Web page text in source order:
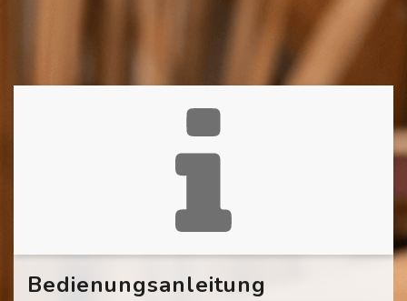
Bedienungsanleitung